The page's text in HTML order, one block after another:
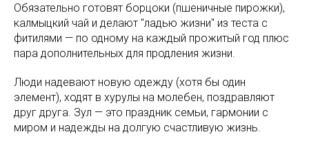
Обязательно готовят борцоки (пшеничные пирожки),
калмыцкий чай и делают "ладью жизни" из теста с
фитилями — по одному на каждый прожитый год плюс
пара дополнительных для продления жизни.
Люди надевают новую одежду (хотя бы один
элемент), ходят в хурулы на молебен, поздравляют
друг друга. Зул — это праздник семьи, гармонии с
миром и надежды на долгую счастливую жизнь.